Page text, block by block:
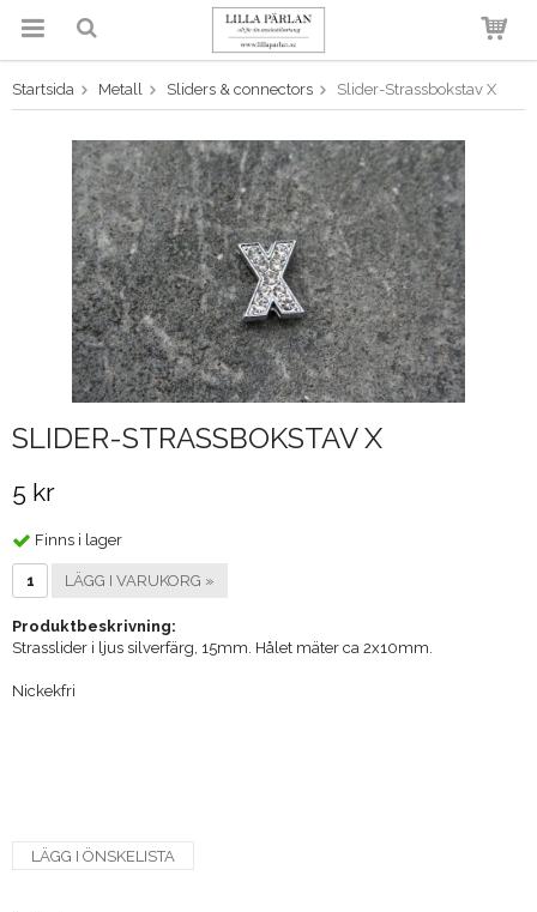
Produkten har blivit tillagd i
varukorgen
Startsida Metall Sliders & connectors Slider-Strassbokstav X
SLIDER-STRASSBOKSTAV X
5 kr
Finns i lager
LÄGG I VARUKORG »
Produktbeskrivning:
Strasslider i ljus silverfärg, 15mm. Hålet mäter ca 2x10mm.
Nickekfri
LÄGG I ÖNSKELISTA